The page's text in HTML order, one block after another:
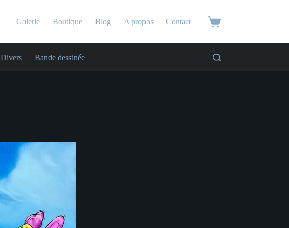
Galerie Boutique Blog A propos Contact
Divers Bande dessinée